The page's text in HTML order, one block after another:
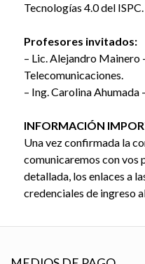
Tecnologías 4.0 del ISPC.
Profesores invitados:
– Lic. Alejandro Mainero
Telecomunicaciones.
– Ing. Carolina Ahumada
INFORMACIÓN
Una vez confirmada la
comunicaremos con vos
detallada, los enlaces a
credenciales de ingreso